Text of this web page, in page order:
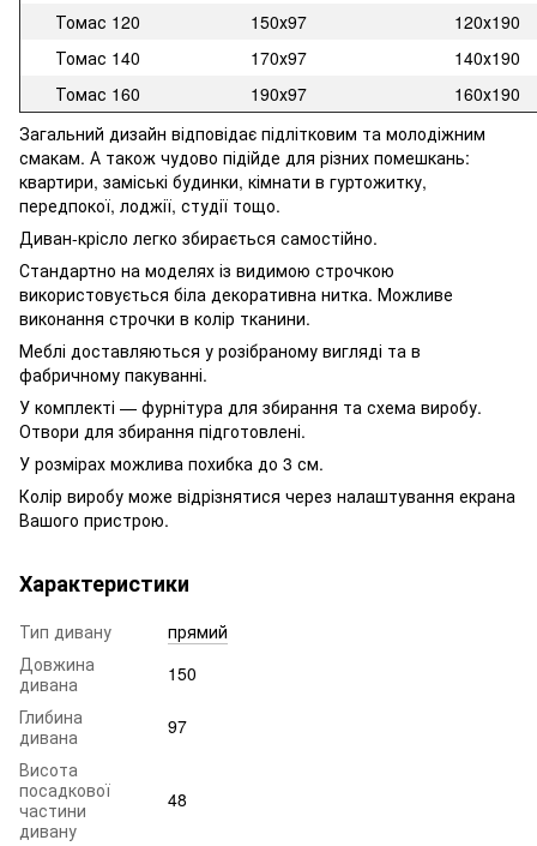
Томас 120
150х97
120х190
Томас 140
170х97
140х190
Томас 160
190х97
160х190
Загальний дизайн відповідає підлітковим та молодіжним
смакам. А також чудово підійде для різних помешкань:
квартири, заміські будинки, кімнати в гуртожитку,
передпокої, лоджії, студії тощо.
Диван-крісло легко збирається самостійно.
Стандартно на моделях із видимою строчкою
використовується біла декоративна нитка. Можливе
виконання строчки в колір тканини.
Меблі доставляються у розібраному вигляді та в
фабричному пакуванні.
У комплекті — фурнітура для збирання та схема виробу.
Отвори для збирання підготовлені.
У розмірах можлива похибка до 3 см.
Колір виробу може відрізнятися через налаштування екрана
Вашого пристрою.
Характеристики
Тип дивану
прямий
Довжина
дивана
150
Глибина
дивана
97
Висота
посадкової
частини
дивану
48